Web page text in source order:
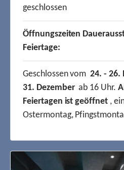
geschlossen
Öffnungszeiten
Feiertage:
Geschlossen vom24. - 26.
31. Dezemberab 16 Uhr.
Feiertagen ist geöffnet,
Ostermontag,